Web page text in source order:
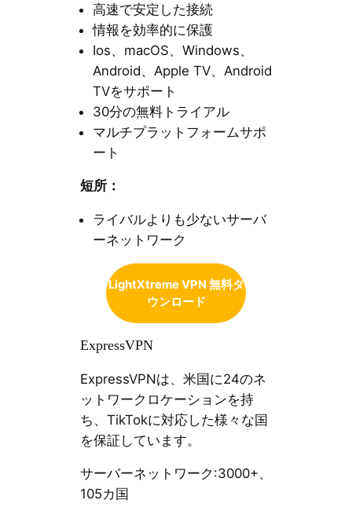
高速で安定した接続
情報を効率的に保護
Ios、macOS、Windows、
Android、Apple TV、Android
TVをサポート
30分の無料トライアル
マルチプラットフォームサポ
ート
短所：
ライバルよりも少ないサーバ
ーネットワーク
LightXtreme VPN 無料ダ
ウンロード
ExpressVPN
ExpressVPNは、米国に24のネ
ットワークロケーションを持
ち、TikTokに対応した様々な国
を保証しています。
サーバーネットワーク:3000+、
105カ国